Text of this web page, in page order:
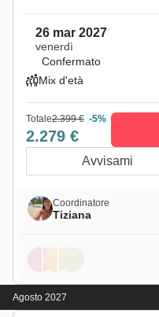
26 mar 2027
venerdì
Confermato
Mix d'età
Totale2.399 € -5%
2.279 €
Avvisami
Coordinatore
Tiziana
Agosto 2027